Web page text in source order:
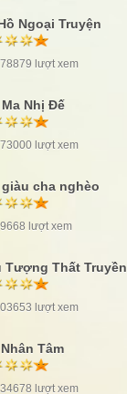
Ngoại Truyện
lượt xem
Nhị Đế
lượt xem
giàu cha nghèo
lượt xem
Tượng Thất Truyền
lượt xem
Tâm
lượt xem